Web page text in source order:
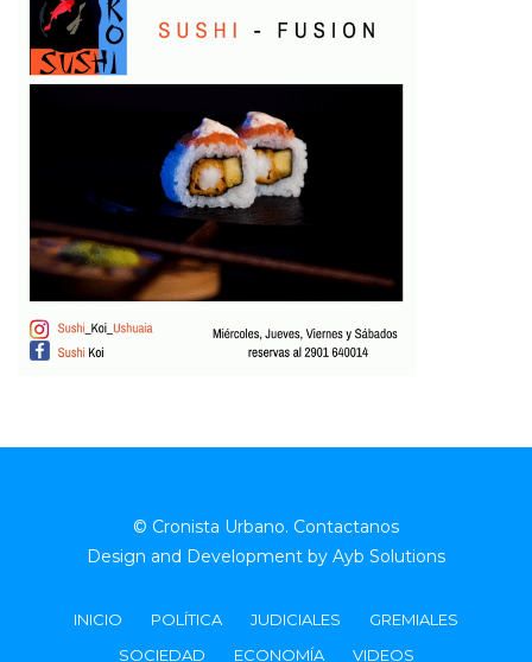
© Cronista Urbano. Contactanos
Design and Development by Ayb Solutions
INICIO POLÍTICA JUDICIALES
GREMIALES
SOCIEDAD
ECONOMÍA VIDEOS